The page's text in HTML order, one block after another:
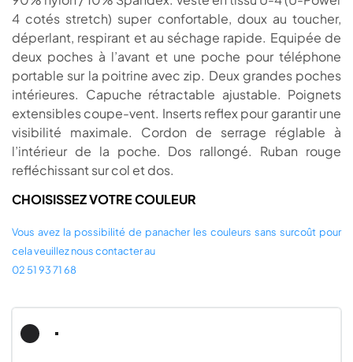
4 cotés stretch) super confortable, doux au toucher,
déperlant, respirant et au séchage rapide. Equipée de
deux poches à l’avant et une poche pour téléphone
portable sur la poitrine avec zip. Deux grandes poches
intérieures. Capuche rétractable ajustable. Poignets
extensibles coupe-vent. Inserts reflex pour garantir une
visibilité maximale. Cordon de serrage réglable à
l’intérieur de la poche. Dos rallongé. Ruban rouge
refléchissant sur col et dos.
CHOISISSEZ VOTRE COULEUR
Vous avez la possibilité de panacher les couleurs sans surcoût pour
cela veuillez nous contacter au
02 51 93 71 68
Noir